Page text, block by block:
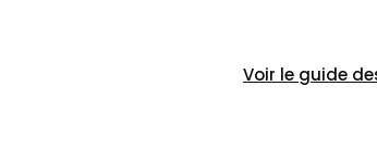
Voir le guide